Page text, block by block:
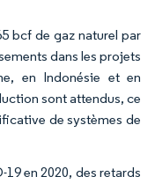
bcf de gaz naturel par
dans les projets
en Indonésie et en
sont attendus, ce
de systèmes de
en 2020, des retards